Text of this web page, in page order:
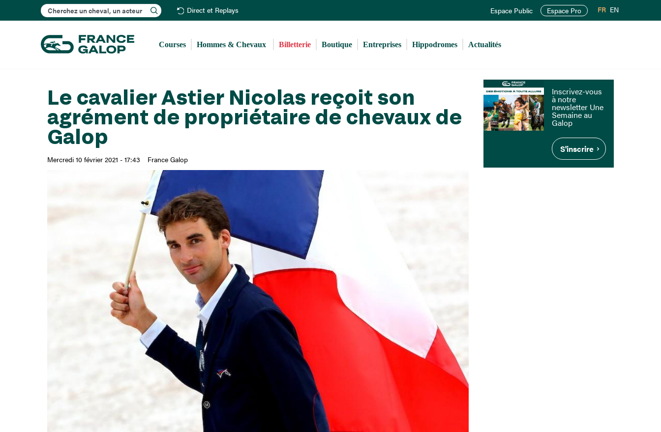
au
principal
Rechercher Direct et Replays Espace Public Espace Pro FR EN
Courses Hommes & Chevaux Billetterie Boutique Entreprises Hippodromes Actualités
Le cavalier Astier Nicolas reçoit son
agrément de propriétaire de chevaux de
Galop
Mercredi 10 février 2021 - 17:43 France Galop
Inscrivez-vous
à notre
newsletter Une
Semaine au
Galop
S'inscrire